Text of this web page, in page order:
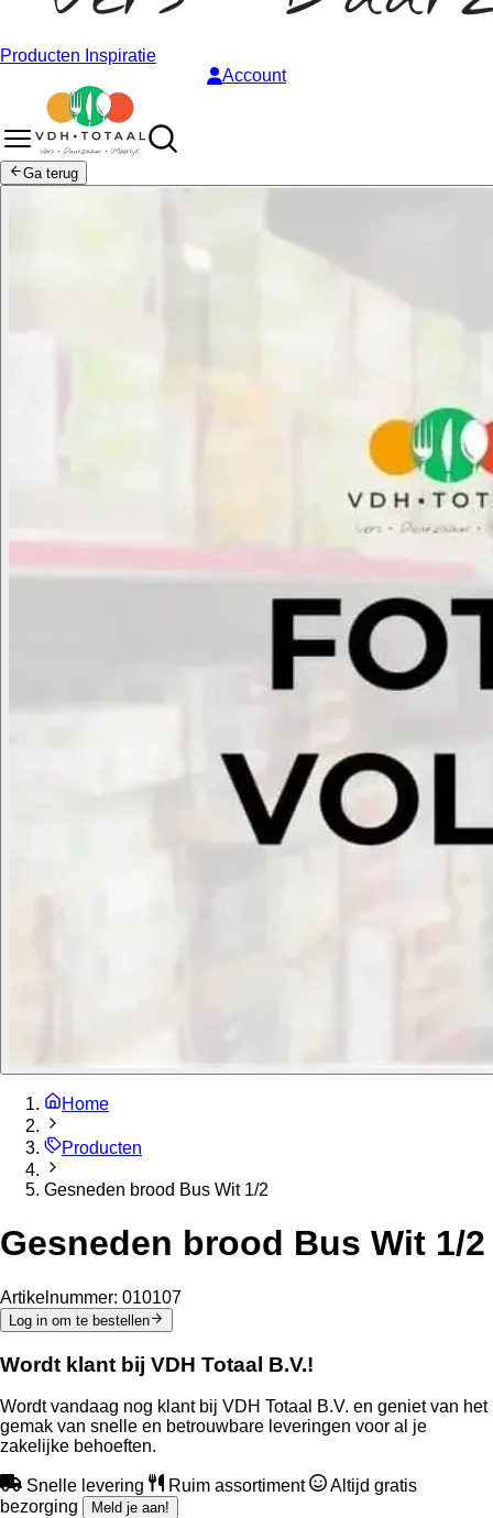
Producten Inspiratie
Account
Ga terug
Home
Producten
Gesneden brood Bus Wit 1/2
Gesneden brood Bus Wit 1/2
Artikelnummer: 010107
Log in om te bestellen
Wordt klant bij VDH Totaal B.V.!
Wordt vandaag nog klant bij VDH Totaal B.V. en geniet van het
gemak van snelle en betrouwbare leveringen voor al je
zakelijke behoeften.
Snelle levering Ruim assortiment
Altijd gratis
bezorging
Meld je aan!